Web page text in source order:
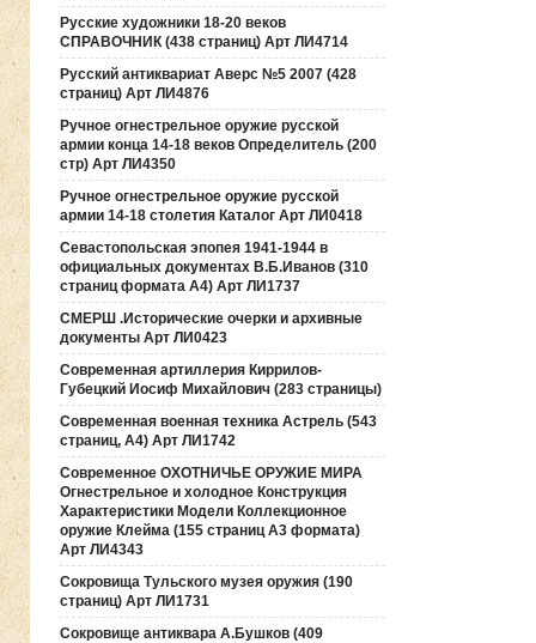
Русские художники 18-20 веков
СПРАВОЧНИК (438 страниц) Арт ЛИ4714
Русский антиквариат Аверс №5 2007 (428
страниц) Арт ЛИ4876
Ручное огнестрельное оружие русской
армии конца 14-18 веков Определитель (200
стр) Арт ЛИ4350
Ручное огнестрельное оружие русской
армии 14-18 столетия Каталог Арт ЛИ0418
Севастопольская эпопея 1941-1944 в
официальных документах В.Б.Иванов (310
страниц формата А4) Арт ЛИ1737
СМЕРШ .Исторические очерки и архивные
документы Арт ЛИ0423
Современная артиллерия Киррилов-
Губецкий Иосиф Михайлович (283 страницы)
Современная военная техника Астрель (543
страниц, А4) Арт ЛИ1742
Современное ОХОТНИЧЬЕ ОРУЖИЕ МИРА
Огнестрельное и холодное Конструкция
Характеристики Модели Коллекционное
оружие Клейма (155 страниц А3 формата)
Арт ЛИ4343
Сокровища Тульского музея оружия (190
cтраниц) Арт ЛИ1731
Сокровище антиквара А.Бушков (409